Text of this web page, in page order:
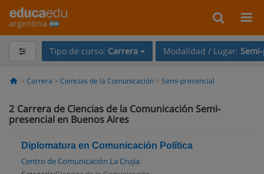
argentina
Tipo de curso: Carrera Modalidad / Lugar:
Carrera Ciencias de la Comunicación Semi-presencial
2 Carrera de Ciencias de la Comunicación Semi-
presencial en Buenos Aires
Diplomatura en Comunicación Política
Centro de Comunicación La Crujía